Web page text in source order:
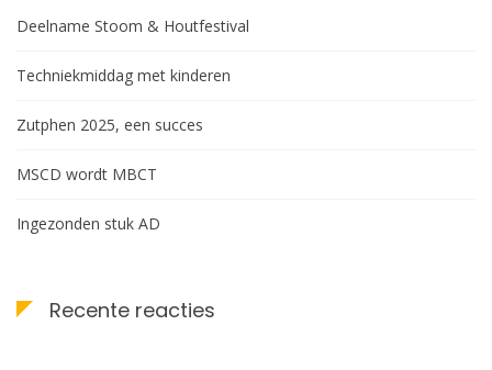
Deelname Stoom & Houtfestival
Techniekmiddag met kinderen
Zutphen 2025, een succes
MSCD wordt MBCT
Ingezonden stuk AD
Recente reacties